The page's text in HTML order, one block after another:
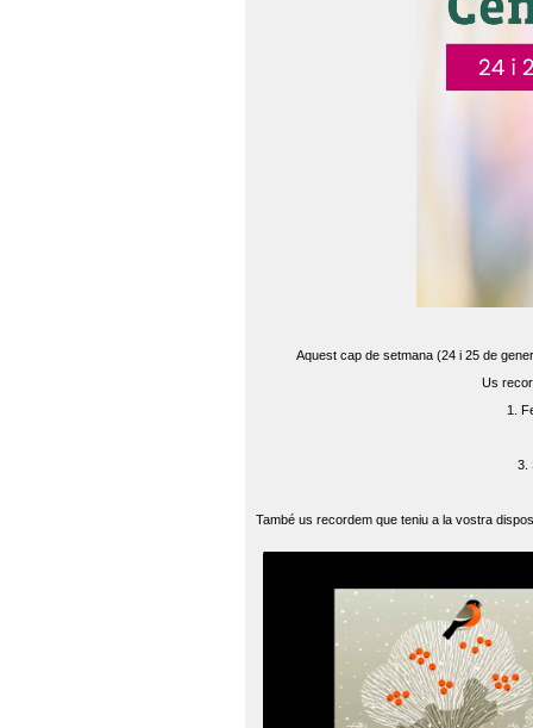
Aquest cap de setmana (24 i 25 de
Us
1.
3.
També us recordem que teniu a la vostra